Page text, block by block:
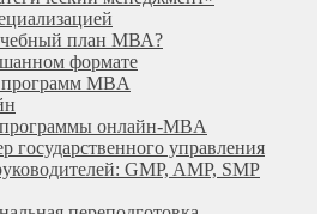
план МВА?
формате
MBA
программы онлайн-MBA
государственного управления
GMP, AMP, SMP